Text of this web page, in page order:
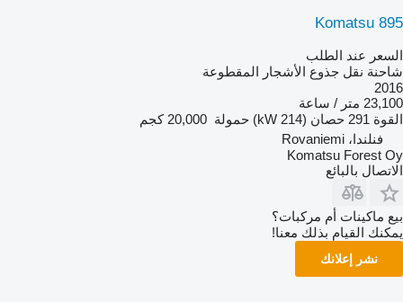
Komatsu 895
السعر عند الطلب
شاحنة نقل جذوع الأشجار المقطوعة
2016
23,100 متر / ساعة
القوة 291 حصان (214 kW) حمولة 20,000 كجم
فنلندا، Rovaniemi
Komatsu Forest Oy
الاتصال بالبائع
بيع ماكينات أم مركبات؟
يمكنك القيام بذلك معنا!
نشر إعلانك